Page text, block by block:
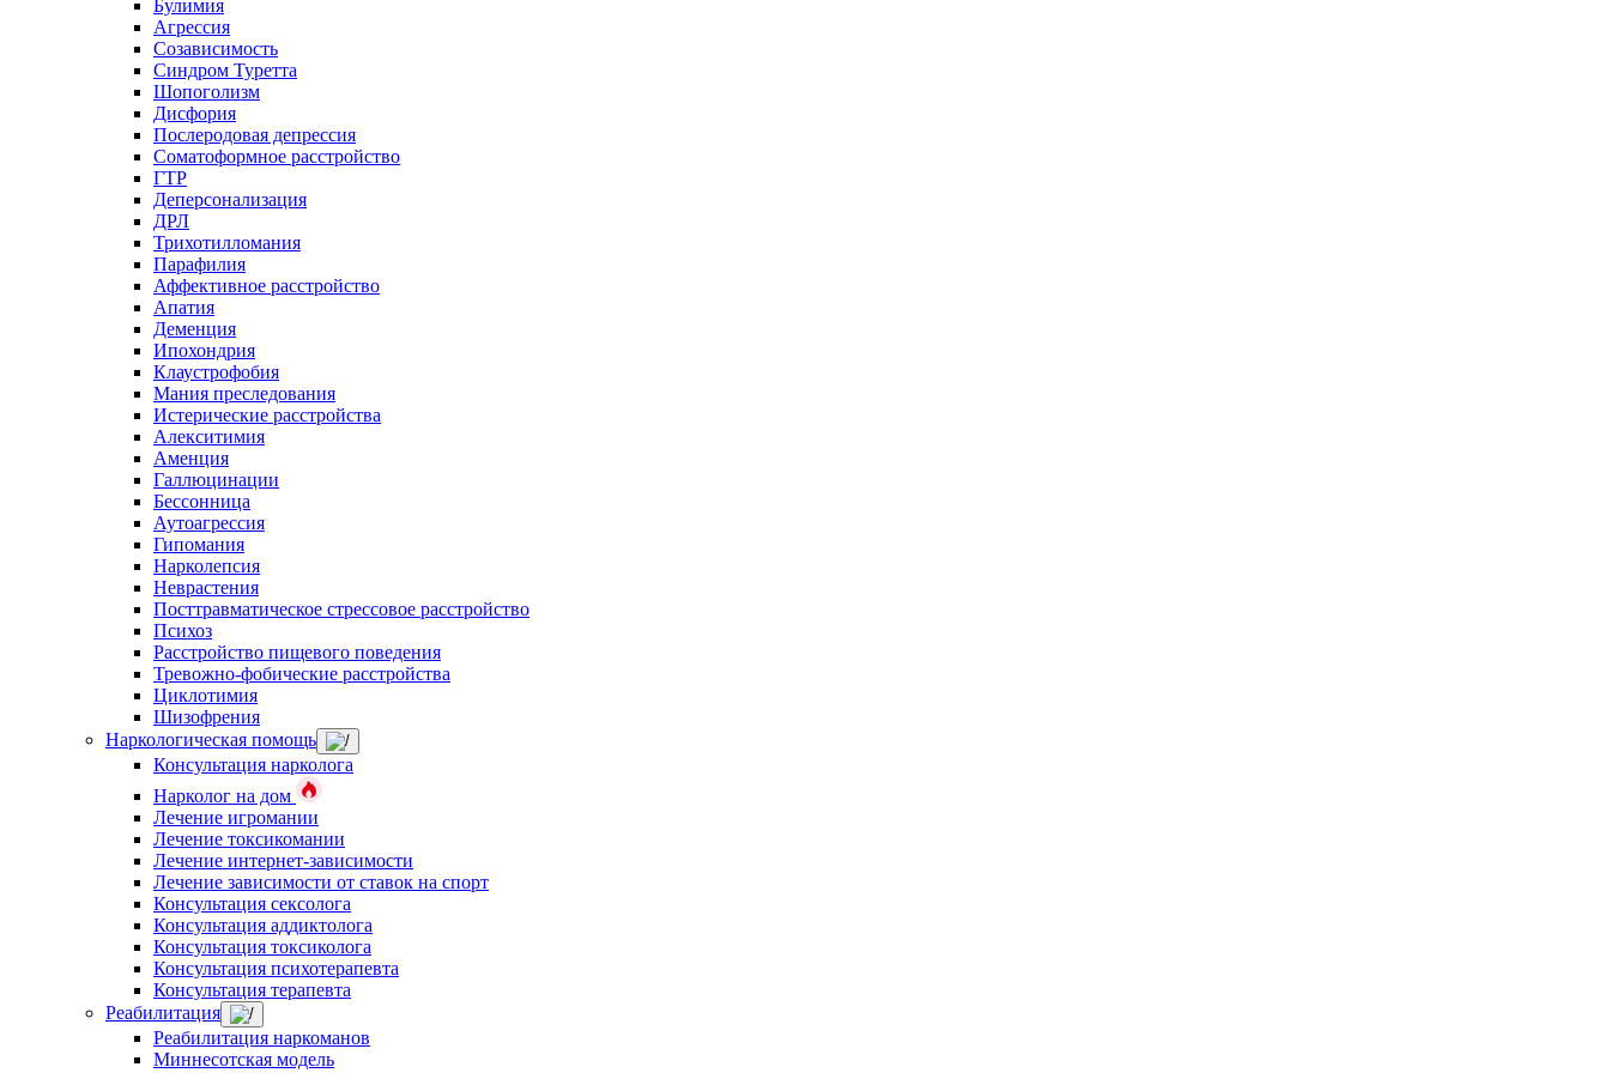
Булимия
Агрессия
Созависимость
Синдром Туретта
Шопоголизм
Дисфория
Послеродовая депрессия
Соматоформное расстройство
ГТР
Деперсонализация
ДРЛ
Трихотилломания
Парафилия
Аффективное расстройство
Апатия
Деменция
Ипохондрия
Клаустрофобия
Мания преследования
Истерические расстройства
Алекситимия
Аменция
Галлюцинации
Бессонница
Аутоагрессия
Гипомания
Нарколепсия
Неврастения
Посттравматическое стрессовое расстройство
Психоз
Расстройство пищевого поведения
Тревожно-фобические расстройства
Циклотимия
Шизофрения
Наркологическая помощь
Консультация нарколога
Нарколог на дом
Лечение игромании
Лечение токсикомании
Лечение интернет-зависимости
Лечение зависимости от ставок на спорт
Консультация сексолога
Консультация аддиктолога
Консультация токсиколога
Консультация психотерапевта
Консультация терапевта
Реабилитация
Реабилитация наркоманов
Миннесотская модель